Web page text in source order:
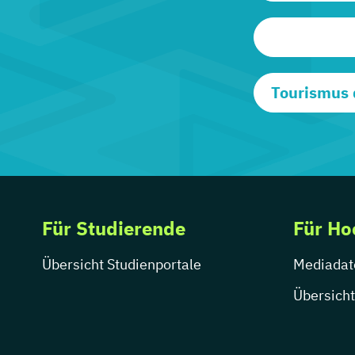
Tourismus
Für Studierende
Übersicht Studienportale
Für